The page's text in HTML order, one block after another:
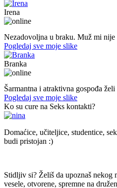
Irena
Nezadovoljna u braku. Muž mi nije
Pogledaj sve moje slike
Branka
Šarmantna i atraktivna gospođa
Pogledaj sve moje slike
Ko su cure na Seks kontakti?
Domaćice, učiteljice, studentice,
budi pristojan :)
Stidljiv si? Želiš da upoznaš nekog
vesele, otvorene, spremne na